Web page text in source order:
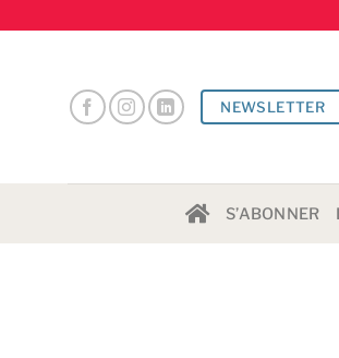
NEWSLETTER
S’ABONNER